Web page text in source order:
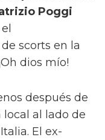
Poggi
scorts en la
dios mío!
después de
al lado de
El ex-